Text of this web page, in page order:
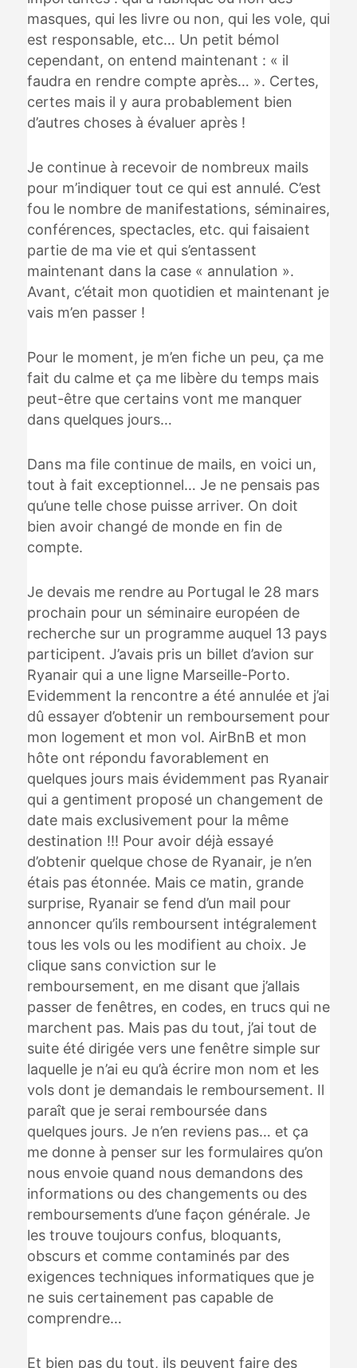
masques, qui les livre ou non, qui les vole, qui
est responsable, etc… Un petit bémol
cependant, on entend maintenant : « il
faudra en rendre compte après… ». Certes,
certes mais il y aura probablement bien
d’autres choses à évaluer après !
Je continue à recevoir de nombreux mails
pour m’indiquer tout ce qui est annulé. C’est
fou le nombre de manifestations, séminaires,
conférences, spectacles, etc. qui faisaient
partie de ma vie et qui s’entassent
maintenant dans la case « annulation ».
Avant, c’était mon quotidien et maintenant je
vais m’en passer !
Pour le moment, je m’en fiche un peu, ça me
fait du calme et ça me libère du temps mais
peut-être que certains vont me manquer
dans quelques jours…
Dans ma file continue de mails, en voici un,
tout à fait exceptionnel… Je ne pensais pas
qu’une telle chose puisse arriver. On doit
bien avoir changé de monde en fin de
compte.
Je devais me rendre au Portugal le 28 mars
prochain pour un séminaire européen de
recherche sur un programme auquel 13 pays
participent. J’avais pris un billet d’avion sur
Ryanair qui a une ligne Marseille-Porto.
Evidemment la rencontre a été annulée et j’ai
dû essayer d’obtenir un remboursement pour
mon logement et mon vol. AirBnB et mon
hôte ont répondu favorablement en
quelques jours mais évidemment pas Ryanair
qui a gentiment proposé un changement de
date mais exclusivement pour la même
destination !!! Pour avoir déjà essayé
d’obtenir quelque chose de Ryanair, je n’en
étais pas étonnée. Mais ce matin, grande
surprise, Ryanair se fend d’un mail pour
annoncer qu’ils remboursent intégralement
tous les vols ou les modifient au choix. Je
clique sans conviction sur le
remboursement, en me disant que j’allais
passer de fenêtres, en codes, en trucs qui ne
marchent pas. Mais pas du tout, j’ai tout de
suite été dirigée vers une fenêtre simple sur
laquelle je n’ai eu qu’à écrire mon nom et les
vols dont je demandais le remboursement. Il
paraît que je serai remboursée dans
quelques jours. Je n’en reviens pas… et ça
me donne à penser sur les formulaires qu’on
nous envoie quand nous demandons des
informations ou des changements ou des
remboursements d’une façon générale. Je
les trouve toujours confus, bloquants,
obscurs et comme contaminés par des
exigences techniques informatiques que je
ne suis certainement pas capable de
comprendre…
Et bien pas du tout, ils peuvent faire des